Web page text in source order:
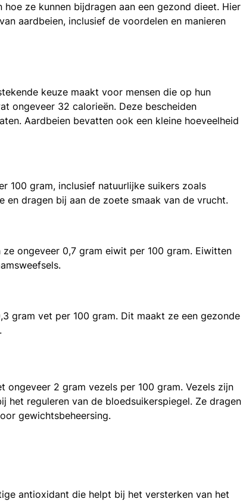
ze kunnen bijdragen aan een gezond dieet. Hier
aardbeien, inclusief de voordelen en manieren
keuze maakt voor mensen die op hun
ongeveer 32 calorieën. Deze bescheiden
Aardbeien bevatten ook een kleine hoeveelheid
100 gram, inclusief natuurlijke suikers zoals
en dragen bij aan de zoete smaak van de vrucht.
ongeveer 0,7 gram eiwit per 100 gram. Eiwitten
gram vet per 100 gram. Dit maakt ze een gezonde
ongeveer 2 gram vezels per 100 gram. Vezels zijn
het reguleren van de bloedsuikerspiegel. Ze dragen
gewichtsbeheersing.
antioxidant die helpt bij het versterken van het